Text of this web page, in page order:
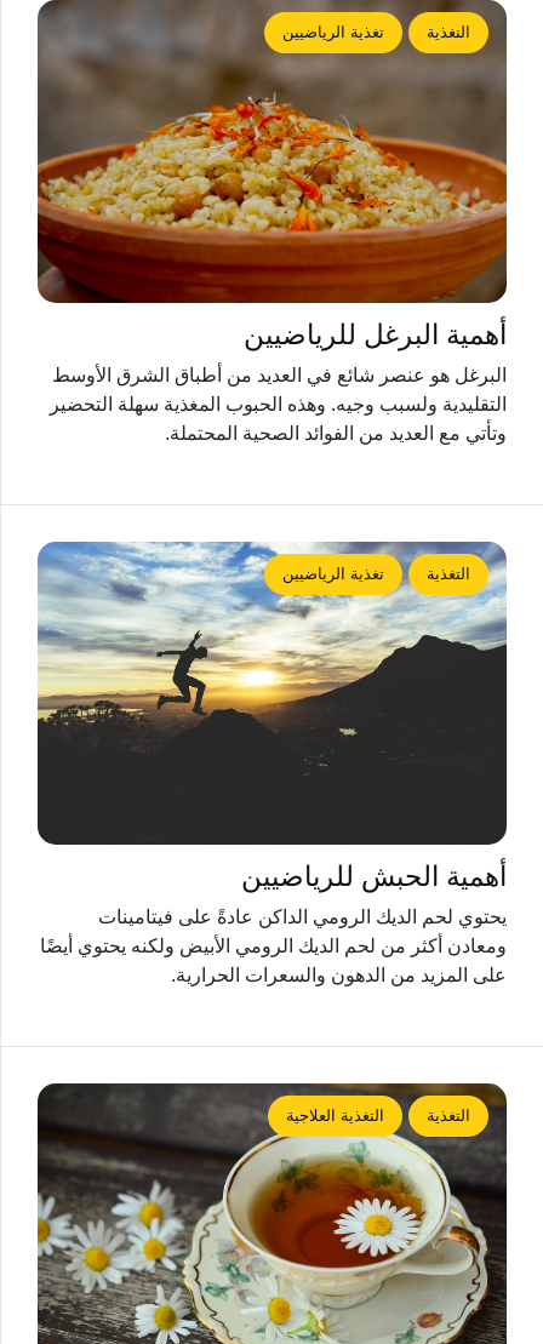
التغذية تغذية الرياضيين
أهمية البرغل للرياضيين
البرغل هو عنصر شائع في العديد من أطباق الشرق الأوسط
التقليدية ولسبب وجيه. وهذه الحبوب المغذية سهلة التحضير
وتأتي مع العديد من الفوائد الصحية المحتملة.
التغذية تغذية الرياضيين
أهمية الحبش للرياضيين
يحتوي لحم الديك الرومي الداكن عادةً على فيتامينات
ومعادن أكثر من لحم الديك الرومي الأبيض ولكنه يحتوي أيضًا
على المزيد من الدهون والسعرات الحرارية.
التغذية التغذية العلاجية